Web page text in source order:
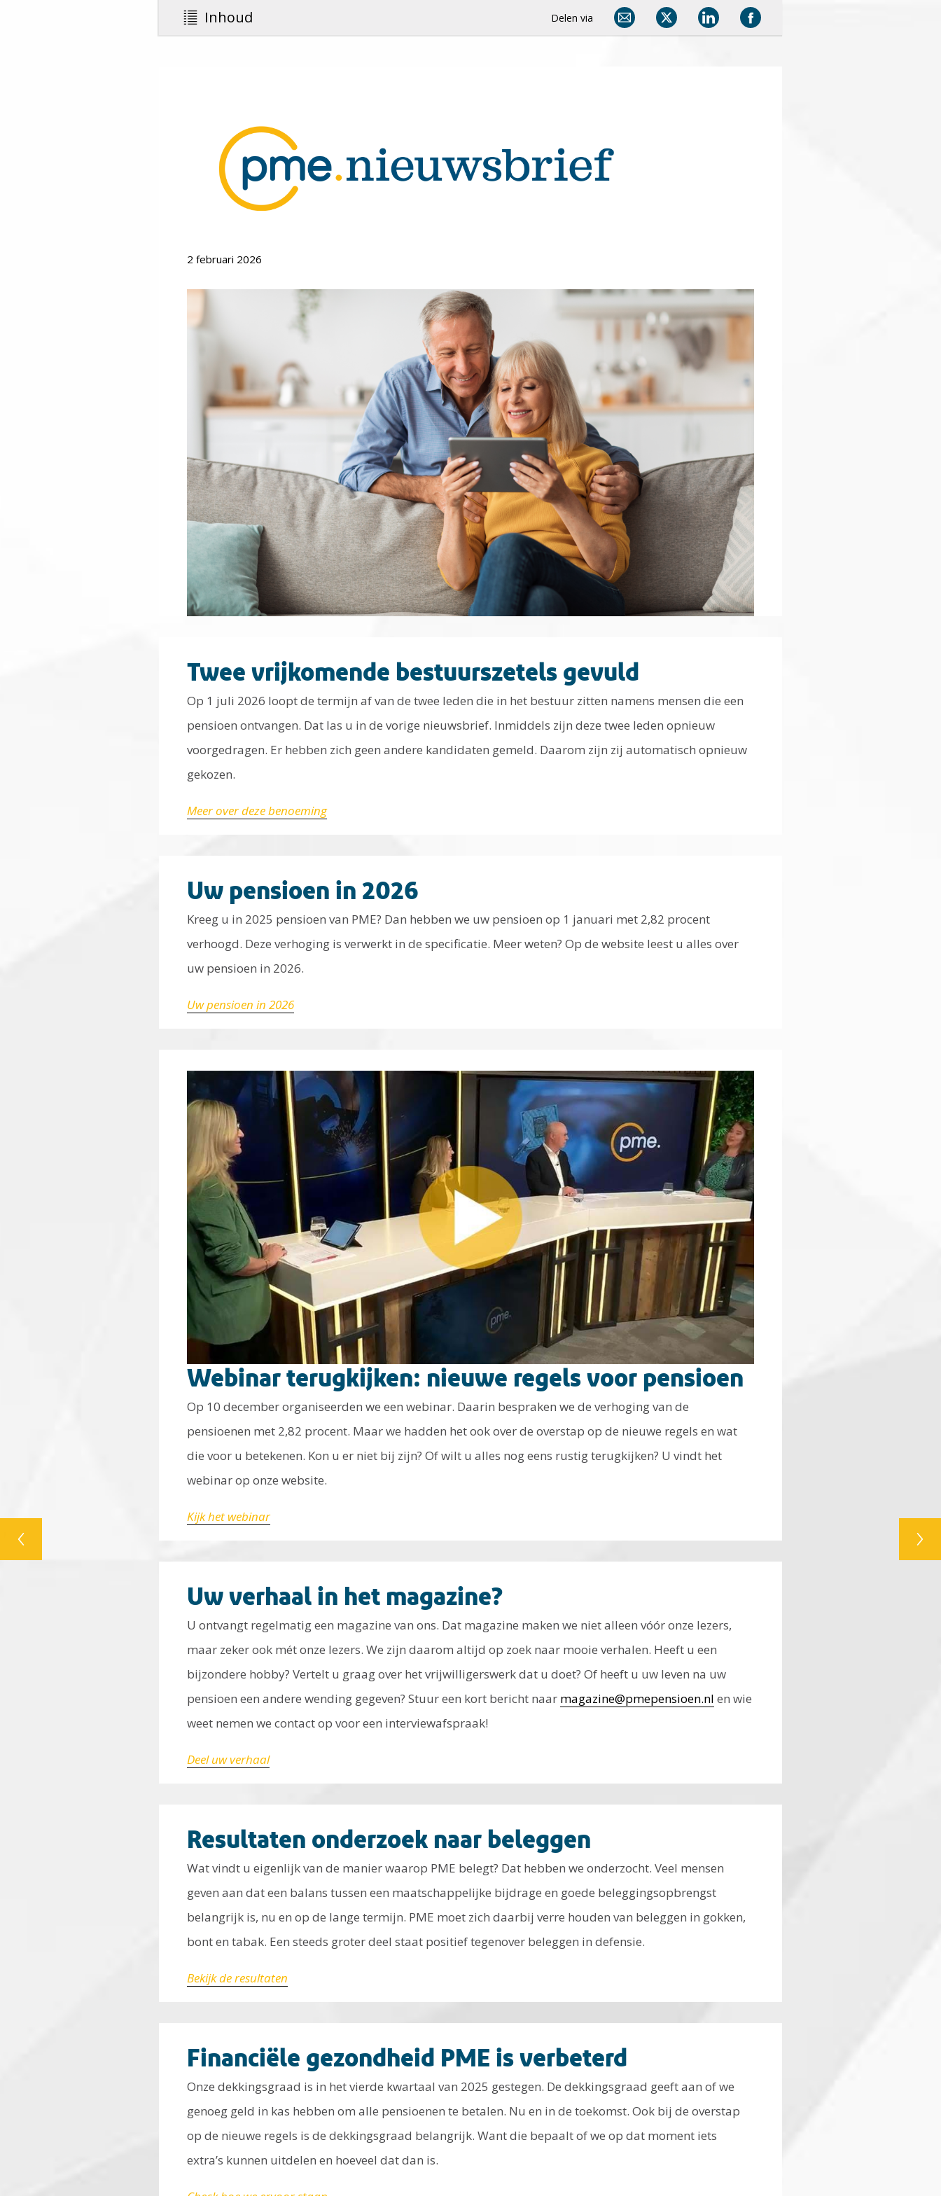
Inhoud Delen via
2 februari 2026
Twee vrijkomende bestuurszetels gevuld
Op 1 juli 2026 loopt de termijn af van de twee leden die in het bestuur zitten namens mensen die een
pensioen ontvangen. Dat las u in de vorige nieuwsbrief. Inmiddels zijn deze twee leden opnieuw
voorgedragen. Er hebben zich geen andere kandidaten gemeld. Daarom zijn zij automatisch opnieuw
gekozen.
Meer over deze benoeming
Uw pensioen in 2026
Kreeg u in 2025 pensioen van PME? Dan hebben we uw pensioen op 1 januari met 2,82 procent
verhoogd. Deze verhoging is verwerkt in de specificatie. Meer weten? Op de website leest u alles over
uw pensioen in 2026.
Uw pensioen in 2026
Webinar terugkijken: nieuwe regels voor pensioen
Op 10 december organiseerden we een webinar. Daarin bespraken we de verhoging van de
pensioenen met 2,82 procent. Maar we hadden het ook over de overstap op de nieuwe regels en wat
die voor u betekenen. Kon u er niet bij zijn? Of wilt u alles nog eens rustig terugkijken? U vindt het
webinar op onze website.
Kijk het webinar
Uw verhaal in het magazine?
U ontvangt regelmatig een magazine van ons. Dat magazine maken we niet alleen vóór onze lezers,
maar zeker ook mét onze lezers. We zijn daarom altijd op zoek naar mooie verhalen. Heeft u een
bijzondere hobby? Vertelt u graag over het vrijwilligerswerk dat u doet? Of heeft u uw leven na uw
pensioen een andere wending gegeven? Stuur een kort bericht naar magazine@pmepensioen.nl en wie
weet nemen we contact op voor een interviewafspraak!
Deel uw verhaal
Resultaten onderzoek naar beleggen
Wat vindt u eigenlijk van de manier waarop PME belegt? Dat hebben we onderzocht. Veel mensen
geven aan dat een balans tussen een maatschappelijke bijdrage en goede beleggingsopbrengst
belangrijk is, nu en op de lange termijn. PME moet zich daarbij verre houden van beleggen in gokken,
bont en tabak. Een steeds groter deel staat positief tegenover beleggen in defensie.
Bekijk de resultaten
Financiële gezondheid PME is verbeterd
Onze dekkingsgraad is in het vierde kwartaal van 2025 gestegen. De dekkingsgraad geeft aan of we
genoeg geld in kas hebben om alle pensioenen te betalen. Nu en in de toekomst. Ook bij de overstap
op de nieuwe regels is de dekkingsgraad belangrijk. Want die bepaalt of we op dat moment iets
extra’s kunnen uitdelen en hoeveel dat dan is.